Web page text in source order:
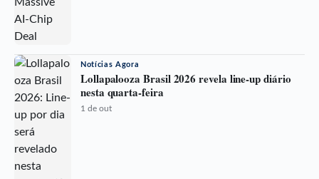
Notícias Agora
Lollapalooza Brasil 2026 revela line-up diário
nesta quarta-feira
1 de out